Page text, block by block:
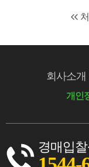
회사소개
개인
경매입